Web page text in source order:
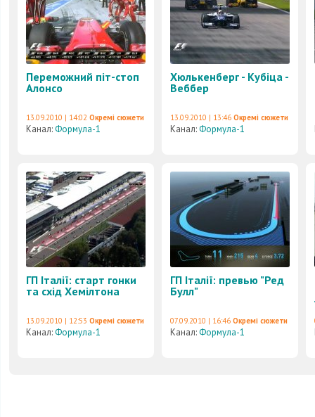
Переможний піт-стоп
Алонсо
13.09.2010 | 14:02 Окремі сюжети
Канал:Формула-1
Хюлькенберг - Кубіца -
Веббер
13.09.2010 | 13:46 Окремі сюжети
Канал:Формула-1
ГП Італії: старт гонки
та схід Хемілтона
13.09.2010 | 12:53 Окремі сюжети
Канал:Формула-1
ГП Італії: превью "Ред
Булл"
07.09.2010 | 16:46 Окремі сюжети
Канал:Формула-1